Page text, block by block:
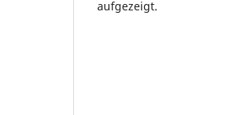
aufgezeigt.